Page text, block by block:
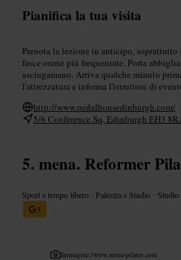
Pianifica la tua visita
Prenota la lezione in anticipo,
fasce orarie più frequentate. Porta
asciugamano. Arriva qualche minuto
l'attrezzatura e informa l'istruttore di
http://www.pedalhousedinburgh.com/
5/6 Conference Sq, Edinburgh EH3
mena. Reformer
Sport e tempo libero • Palestra e Studio •
5
Immagine /www.mena-pilates.com